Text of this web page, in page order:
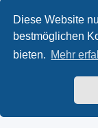
Diese Website
bestmöglichen
bieten. Mehr